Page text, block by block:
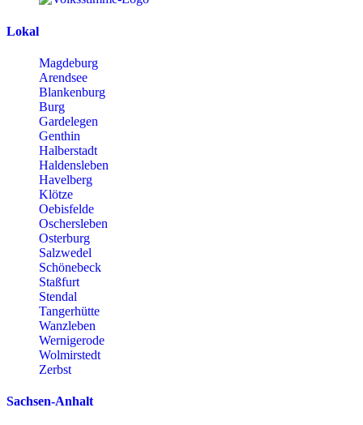
Lokal
Magdeburg
Arendsee
Blankenburg
Burg
Gardelegen
Genthin
Halberstadt
Haldensleben
Havelberg
Klötze
Oebisfelde
Oschersleben
Osterburg
Salzwedel
Schönebeck
Staßfurt
Stendal
Tangerhütte
Wanzleben
Wernigerode
Wolmirstedt
Zerbst
Sachsen-Anhalt